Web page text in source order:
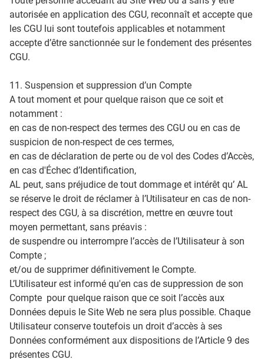
autorisée en application des CGU, reconnaît et accepte que
les CGU lui sont toutefois applicables et notamment
accepte d’être sanctionnée sur le fondement des présentes
CGU.
11. Suspension et suppression d’un Compte
A tout moment et pour quelque raison que ce soit et
notamment :
en cas de non-respect des termes des CGU ou en cas de
suspicion de non-respect de ces termes,
en cas de déclaration de perte ou de vol des Codes d’Accès,
en cas d'Échec d’Identification,
AL peut, sans préjudice de tout dommage et intérêt qu’ AL
se réserve le droit de réclamer à l’Utilisateur en cas de non-
respect des CGU, à sa discrétion, mettre en œuvre tout
moyen permettant, sans préavis :
de suspendre ou interrompre l’accès de l’Utilisateur à son
Compte ;
et/ou de supprimer définitivement le Compte.
L’Utilisateur est informé qu'en cas de suppression de son
Compte pour quelque raison que ce soit l’accès aux
Données depuis le Site Web ne sera plus possible. Chaque
Utilisateur conserve toutefois un droit d’accès à ses
Données conformément aux dispositions de l’Article 9 des
présentes CGU.